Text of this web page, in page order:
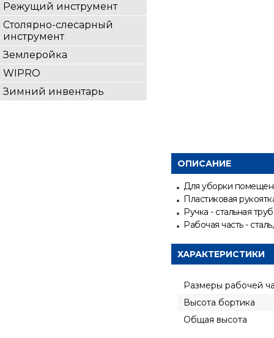
Режущий инструмент
Столярно-слесарный
инструмент
Землеройка
WIPRO
Зимний инвентарь
ОПИСАНИЕ
Для уборки
Пластиковая
Ручка - стальная
Рабочая часть -
ХАРАКТЕРИСТИКИ
Размеры рабочей
Высота бортика
Общая высота